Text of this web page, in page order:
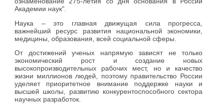
Академии наук".
Наука – это главная движущая сила прогресса,
важнейший ресурс развития национальной экономики,
медицины, образования, всей социальной сферы.
От достижений ученых напрямую зависят не только
экономический рост и создание новых
высокопроизводительных рабочих мест, но и качество
жизни миллионов людей, поэтому правительство России
уделяет приоритетное внимание поддержке науки и
высшей школы, развитию конкурентоспособного сектора
научных разработок.